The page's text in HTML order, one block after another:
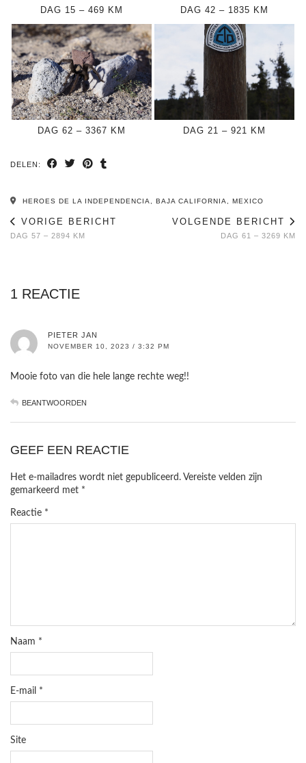
DAG 15 – 469 KM DAG 42 – 1835 KM
DAG 62 – 3367 KM DAG 21 – 921 KM
DELEN:
HEROES DE LA INDEPENDENCIA, BAJA CALIFORNIA, MEXICO
VORIGE BERICHT
DAG 57 – 2894 KM
VOLGENDE BERICHT
DAG 61 – 3269 KM
1 REACTIE
PIETER JAN
NOVEMBER 10, 2023 / 3:32 PM
Mooie foto van die hele lange rechte weg!!
BEANTWOORDEN
GEEF EEN REACTIE
Het e-mailadres wordt niet gepubliceerd. Vereiste velden zijn
gemarkeerd met *
Reactie *
Naam *
E-mail *
Site